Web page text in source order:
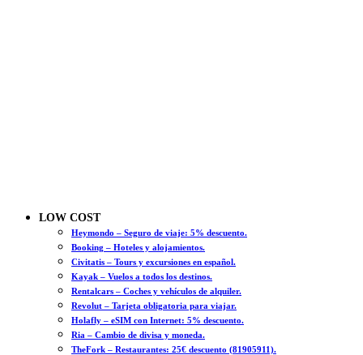
LOW COST
Heymondo – Seguro de viaje: 5% descuento.
Booking – Hoteles y alojamientos.
Civitatis – Tours y excursiones en español.
Kayak – Vuelos a todos los destinos.
Rentalcars – Coches y vehículos de alquiler.
Revolut – Tarjeta obligatoria para viajar.
Holafly – eSIM con Internet: 5% descuento.
Ria – Cambio de divisa y moneda.
TheFork – Restaurantes: 25€ descuento (81905911).